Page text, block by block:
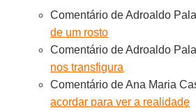
Comentário de Adroaldo
de um rosto
Comentário de Adroaldo
nos transfigura
Comentário de Ana Maria
acordar para ver a realidade